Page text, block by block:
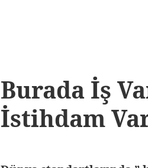
Burada İş
İstihdam